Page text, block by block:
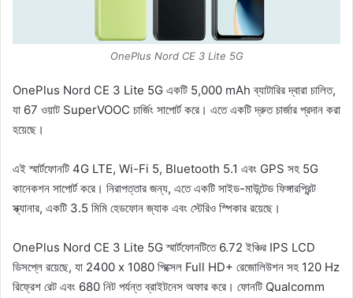
OnePlus Nord CE 3 Lite 5G
OnePlus Nord CE 3 Lite 5G একটি 5,000 mAh ব্যাটারির দ্বারা চালিত,
যা 67 ওয়াট SuperVOOC চার্জিং সাপোর্ট করে। এতে একটি দ্রুত চার্জার প্রদান করা
হয়েছে।
এই স্মার্টফোনটি 4G LTE, Wi-Fi 5, Bluetooth 5.1 এবং GPS সহ 5G
কানেকশন সাপোর্ট করে। নিরাপত্তার জন্য, এতে একটি সাইড-মাউন্টেড ফিঙ্গারপ্রিন্ট
স্ক্যানার, একটি 3.5 মিমি হেডফোন জ্যাক এবং স্টেরিও স্পিকার রয়েছে।
OnePlus Nord CE 3 Lite 5G স্মার্টফোনটিতে 6.72 ইঞ্চির IPS LCD
ডিসপ্লে রয়েছে, যা 2400 x 1080 পিক্সেল Full HD+ রেজোলিউশন সহ 120 Hz
রিফ্রেশ রেট এবং 680 নিট পর্যন্ত ব্রাইটনেস অফার করে। ফোনটি Qualcomm